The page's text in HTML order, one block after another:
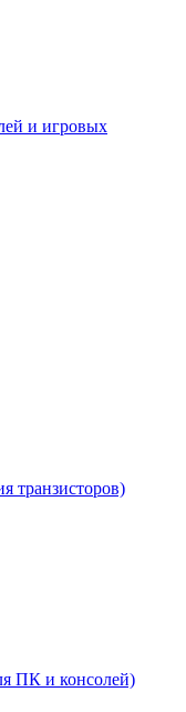
и игровых
транзисторов)
ПК и консолей)